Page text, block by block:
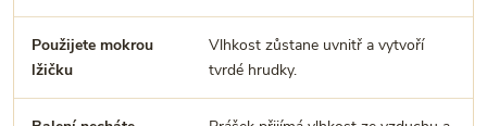
Použijete mokrou
lžičku
Vlhkost zůstane uvnitř a vytvoří
tvrdé hrudky.